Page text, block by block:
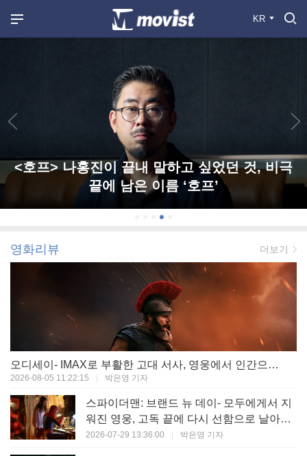
KR
<호프> 나홍진이 끝내 말하고 싶었던 것, 비극
끝에 남은 이름 ‘호프’
영화리뷰 더보기
오디세이- IMAX로 부활한 고대 서사, 영웅에서 인간으로의 귀환 (오락성 9 | 작품성 9)
2026-08-05 11:22:15 박은영 기자
스파이더맨: 브랜드 뉴 데이- 모두에게서 지
워진 영웅, 고독 끝에 다시 선함으로 날아오
르다 (오락성 8 | 작품성 8)
2026-07-29 13:36:00 박은영 기자